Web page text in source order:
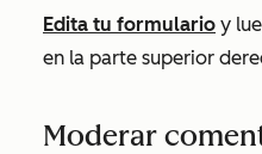
Edita tu formulario y
en la parte superior
Moderar